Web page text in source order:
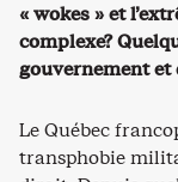
« wokes » et
complexe?
gouvernement
Le Québec
transphobie